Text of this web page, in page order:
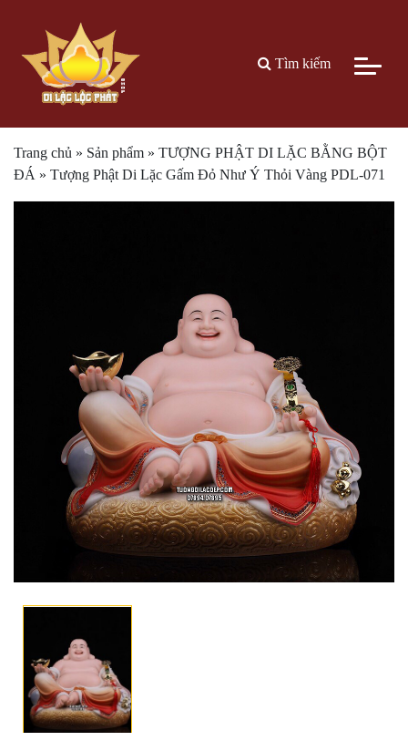
Tìm kiếm
Trang chủ » Sản phẩm » TƯỢNG PHẬT DI LẶC BẰNG BỘT
ĐÁ » Tượng Phật Di Lặc Gấm Đỏ Như Ý Thỏi Vàng PDL-071